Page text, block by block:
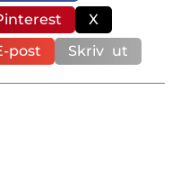
X
post
Skriv ut